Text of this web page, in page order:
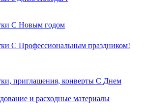
С Новым годом
С Профессиональным праздником!
приглашения, конверты С Днем
и расходные материалы